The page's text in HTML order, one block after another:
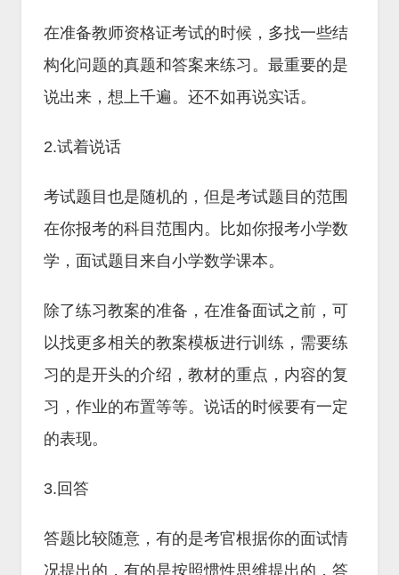
在准备教师资格证考试的时候，多找一些结
构化问题的真题和答案来练习。最重要的是
说出来，想上千遍。还不如再说实话。
2.试着说话
考试题目也是随机的，但是考试题目的范围
在你报考的科目范围内。比如你报考小学数
学，面试题目来自小学数学课本。
除了练习教案的准备，在准备面试之前，可
以找更多相关的教案模板进行训练，需要练
习的是开头的介绍，教材的重点，内容的复
习，作业的布置等等。说话的时候要有一定
的表现。
3.回答
答题比较随意，有的是考官根据你的面试情
况提出的，有的是按照惯性思维提出的，答